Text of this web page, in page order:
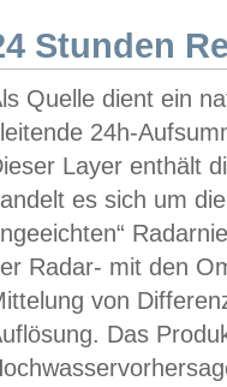
Stunden
Quelle dient ein
24h-
Layer enthält
es sich um
Radar- mit den
von
Das